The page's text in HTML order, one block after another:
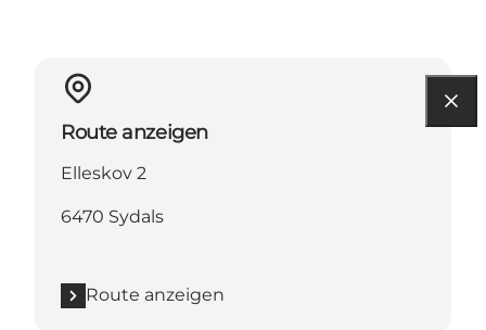
Route anzeigen
Elleskov 2
6470 Sydals
Route anzeigen